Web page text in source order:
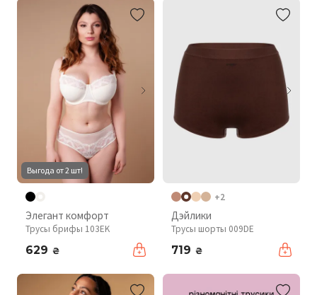
Выгода от 2 шт!
Элегант комфорт
Трусы брифы 103EK
629 ₴
+2
Дэйлики
Трусы шорты 009DE
719 ₴